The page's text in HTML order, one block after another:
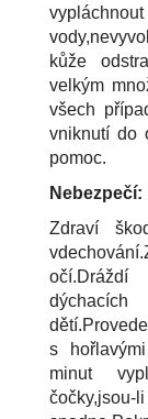
kůže
velkým
všech
vniknutí do
pomoc.
Nebezpečí:
Zdraví
s
minut